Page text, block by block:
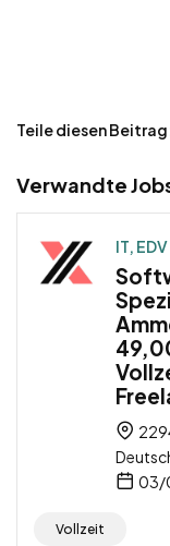
Teile diesen
Verwandte
IT, EDV
03/
Vollzeit